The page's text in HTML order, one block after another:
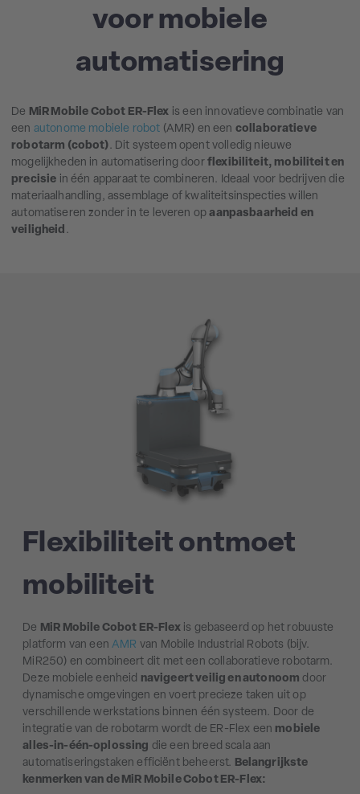
voor mobiele
automatisering
De MiR Mobile Cobot ER-Flex is een innovatieve combinatie van
een autonome mobiele robot (AMR) en een collaboratieve
robotarm (cobot). Dit systeem opent volledig nieuwe
mogelijkheden in automatisering door flexibiliteit, mobiliteit en
precisie in één apparaat te combineren. Ideaal voor bedrijven die
materiaalhandling, assemblage of kwaliteitsinspecties willen
automatiseren zonder in te leveren opaanpasbaarheid en
veiligheid .
Flexibiliteit ontmoet
mobiliteit
De MiR Mobile Cobot ER-Flexis gebaseerd op het robuuste
platform van eenAMR van Mobile Industrial Robots (bijv.
MiR250) en combineert dit met een collaboratieve robotarm.
Deze mobiele eenheid navigeert veilig en autonoom door
dynamische omgevingen en voert precieze taken uit op
verschillende werkstations binnen één systeem. Door de
integratie van de robotarm wordt de ER-Flex een mobiele
alles-in-één-oplossing die een breed scala aan
automatiseringstaken efficiënt beheerst. Belangrijkste
kenmerken van de MiR Mobile Cobot ER-Flex: